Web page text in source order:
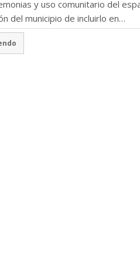
y uso comunitario del
del municipio de incluirlo en…